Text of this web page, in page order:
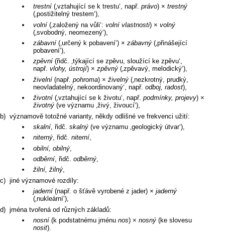
trestní(‚vztahující se k trestu‘, např. právo) × trestný
(‚postižitelný trestem‘),
volní(‚založený na vůli‘: volní vlastnosti) × volný
(‚svobodný, neomezený‘),
zábavní(‚určený k pobavení‘) × zábavný(‚přinášející
pobavení‘),
zpěvní(řidč. ‚týkající se zpěvu, sloužící ke zpěvu‘,
např. vlohy, ústrojí) × zpěvný(‚zpěvavý, melodický‘),
živelní(např. pohroma) × živelný(‚nezkrotný, prudký,
neovladatelný, nekoordinovaný‘, např. odboj, radost),
životní(‚vztahující se k životu‘, např. podmínky, projevy) ×
životný(ve významu ‚živý, živoucí‘),
významově totožné varianty, někdy odlišné ve frekvenci užití:
skalní, řidč. skalný(ve významu ‚geologický útvar‘),
niterný, řidč. niterní,
obilní, obilný,
odběrní, řidč. odběrný,
žilní, žilný,
jiné významové rozdíly:
jaderní(např. o šťávě vyrobené z jader) × jaderný
(‚nukleární‘),
jména tvořená od různých základů:
nosní(k podstatnému jménu nos) × nosný(ke slovesu
nosit).